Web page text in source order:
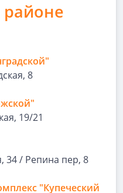
8
19/21
34 / Репина пер, 8
"Купеческий